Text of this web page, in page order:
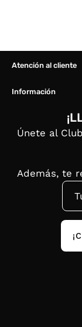
Atención al cliente
Información
Únete al
Además, te